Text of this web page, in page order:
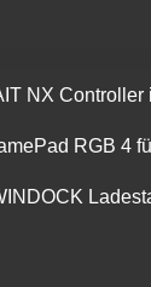
NX Controller
RGB 4